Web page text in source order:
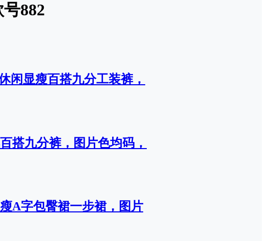
882
闲显瘦百搭九分工装裤，
搭九分裤，图片色均码，
A字包臀裙一步裙，图片